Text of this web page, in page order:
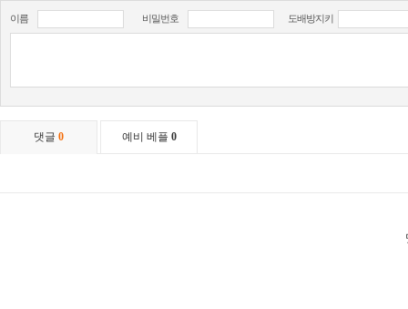
이름 비밀번호 도배방지키
댓글 0 예비 베플 0